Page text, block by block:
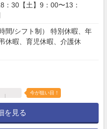
：30【土】9：00〜13：
間/シフト制） 特別休暇、年
休暇、育児休暇、介護休
今が狙い目！
を見る